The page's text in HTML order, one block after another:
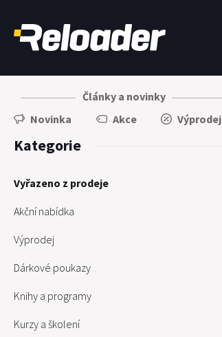
Články a novinky
Novinka
Akce Výprodej
Kategorie
Vyřazeno z prodeje
Akční nabídka
Výprodej
Dárkové poukazy
Knihy a programy
Kurzy a školení